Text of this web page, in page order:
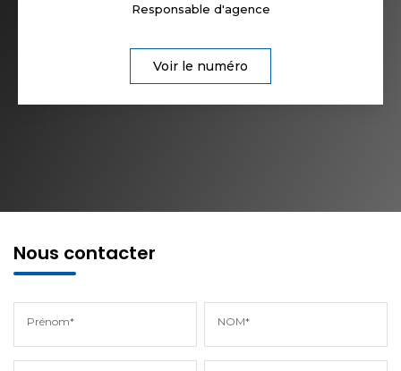
Responsable d'agence
Voir le numéro
Nous contacter
Prénom* NOM*